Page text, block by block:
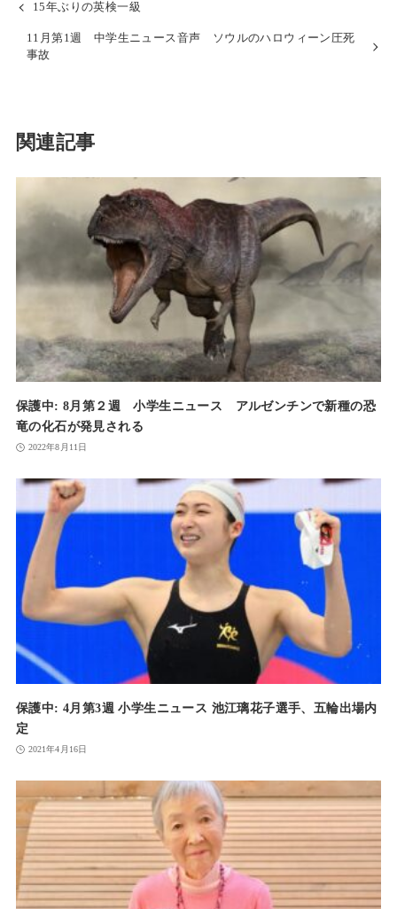
15年ぶりの英検一級
11月第1週 中学生ニュース音声 ソウルのハロウィーン圧死
事故
関連記事
保護中: 8月第２週 小学生ニュース アルゼンチンで新種の恐
竜の化石が発見される
2022年8月11日
保護中: 4月第3週 小学生ニュース 池江璃花子選手、五輪出場内
定
2021年4月16日